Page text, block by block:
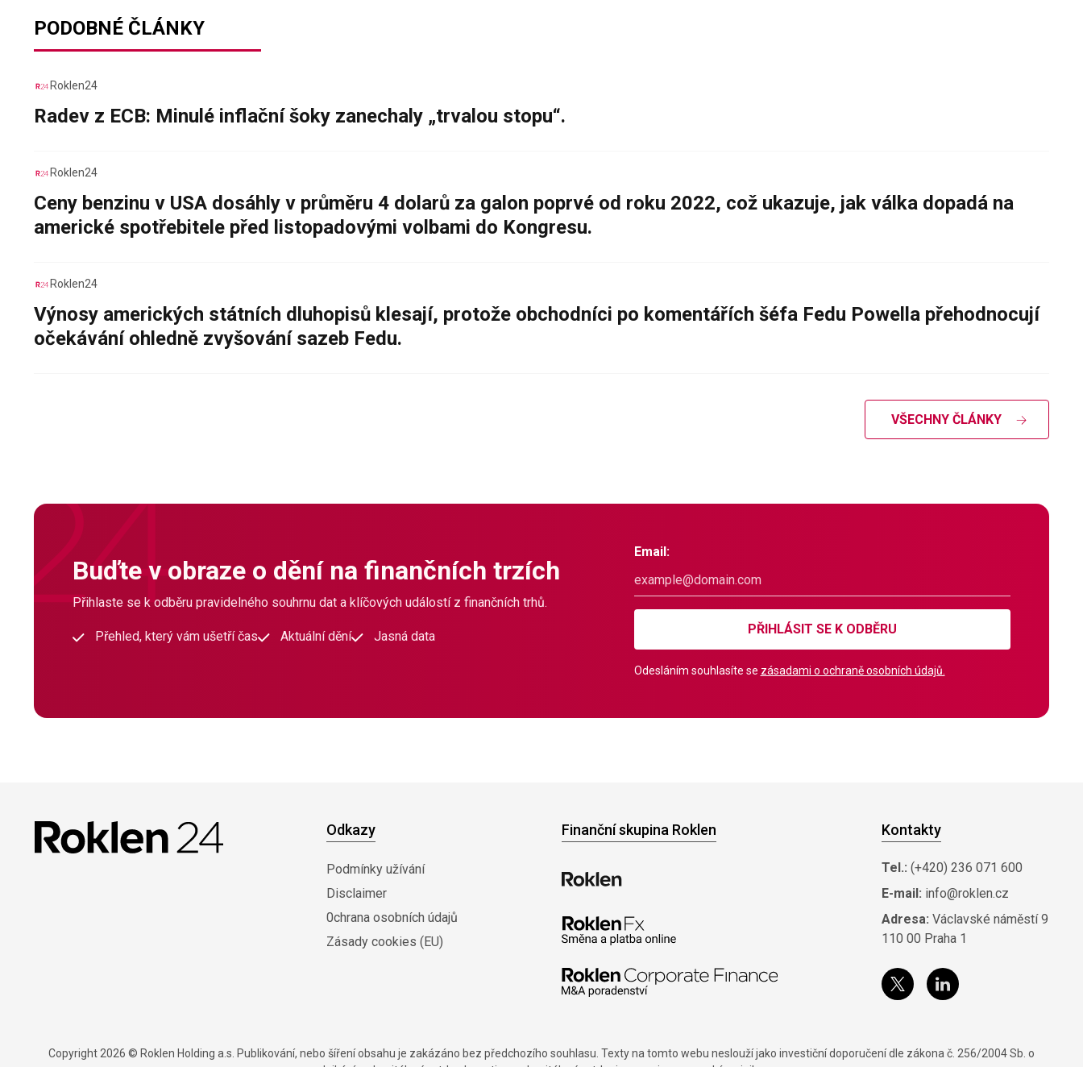
PODOBNÉ ČLÁNKY
Roklen24
Radev z ECB: Minulé inflační šoky zanechaly „trvalou stopu“.
Roklen24
Ceny benzinu v USA dosáhly v průměru 4 dolarů za galon poprvé od roku 2022, což ukazuje, jak válka dopadá na
americké spotřebitele před listopadovými volbami do Kongresu.
Roklen24
Výnosy amerických státních dluhopisů klesají, protože obchodníci po komentářích šéfa Fedu Powella přehodnocují
očekávání ohledně zvyšování sazeb Fedu.
VŠECHNY ČLÁNKY
Buďte v obraze o dění na finančních trzích
Přihlaste se k odběru pravidelného souhrnu dat a klíčových událostí z finančních trhů.
Přehled, který vám ušetří čas Aktuální dění Jasná data
Email:
PŘIHLÁSIT SE K ODBĚRU
Odesláním souhlasíte se zásadami o ochraně osobních údajů.
Odkazy
Podmínky užívání
Disclaimer
0chrana osobních údajů
Zásady cookies (EU)
Finanční skupina Roklen Kontakty
Tel.: (+420) 236 071 600
E-mail: info@roklen.cz
Adresa: Václavské náměstí 9
110 00 Praha 1
Copyright 2026 © Roklen Holding a.s. Publikování, nebo šíření obsahu je zakázáno bez předchozího souhlasu. Texty na tomto webu neslouží jako investiční doporučení dle zákona č. 256/2004 Sb. o